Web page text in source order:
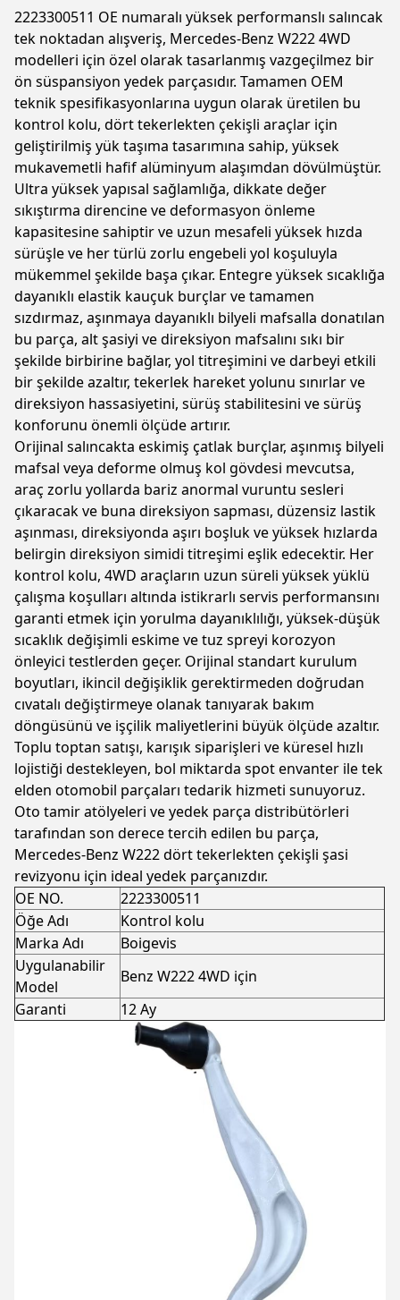
2223300511 OE numaralı yüksek performanslı salıncak
tek noktadan alışveriş, Mercedes-Benz W222 4WD
modelleri için özel olarak tasarlanmış vazgeçilmez bir
ön süspansiyon yedek parçasıdır. Tamamen OEM
teknik spesifikasyonlarına uygun olarak üretilen bu
kontrol kolu, dört tekerlekten çekişli araçlar için
geliştirilmiş yük taşıma tasarımına sahip, yüksek
mukavemetli hafif alüminyum alaşımdan dövülmüştür.
Ultra yüksek yapısal sağlamlığa, dikkate değer
sıkıştırma direncine ve deformasyon önleme
kapasitesine sahiptir ve uzun mesafeli yüksek hızda
sürüşle ve her türlü zorlu engebeli yol koşuluyla
mükemmel şekilde başa çıkar. Entegre yüksek sıcaklığa
dayanıklı elastik kauçuk burçlar ve tamamen
sızdırmaz, aşınmaya dayanıklı bilyeli mafsalla donatılan
bu parça, alt şasiyi ve direksiyon mafsalını sıkı bir
şekilde birbirine bağlar, yol titreşimini ve darbeyi etkili
bir şekilde azaltır, tekerlek hareket yolunu sınırlar ve
direksiyon hassasiyetini, sürüş stabilitesini ve sürüş
konforunu önemli ölçüde artırır.
Orijinal salıncakta eskimiş çatlak burçlar, aşınmış bilyeli
mafsal veya deforme olmuş kol gövdesi mevcutsa,
araç zorlu yollarda bariz anormal vuruntu sesleri
çıkaracak ve buna direksiyon sapması, düzensiz lastik
aşınması, direksiyonda aşırı boşluk ve yüksek hızlarda
belirgin direksiyon simidi titreşimi eşlik edecektir. Her
kontrol kolu, 4WD araçların uzun süreli yüksek yüklü
çalışma koşulları altında istikrarlı servis performansını
garanti etmek için yorulma dayanıklılığı, yüksek-düşük
sıcaklık değişimli eskime ve tuz spreyi korozyon
önleyici testlerden geçer. Orijinal standart kurulum
boyutları, ikincil değişiklik gerektirmeden doğrudan
cıvatalı değiştirmeye olanak tanıyarak bakım
döngüsünü ve işçilik maliyetlerini büyük ölçüde azaltır.
Toplu toptan satışı, karışık siparişleri ve küresel hızlı
lojistiği destekleyen, bol miktarda spot envanter ile tek
elden otomobil parçaları tedarik hizmeti sunuyoruz.
Oto tamir atölyeleri ve yedek parça distribütörleri
tarafından son derece tercih edilen bu parça,
Mercedes-Benz W222 dört tekerlekten çekişli şasi
revizyonu için ideal yedek parçanızdır.
OE NO.
2223300511
Öğe Adı
Kontrol kolu
Marka Adı
Boigevis
Uygulanabilir
Model
Benz W222 4WD için
Garanti
12 Ay